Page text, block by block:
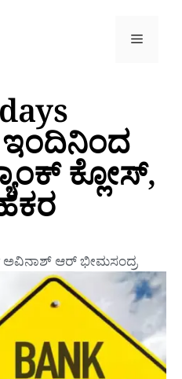
ಕ್ಲೋಸ್‌,
ಅವಿನಾಶ್‌ ಆರ್‌ ಭೀಮಸಂದ್ರ